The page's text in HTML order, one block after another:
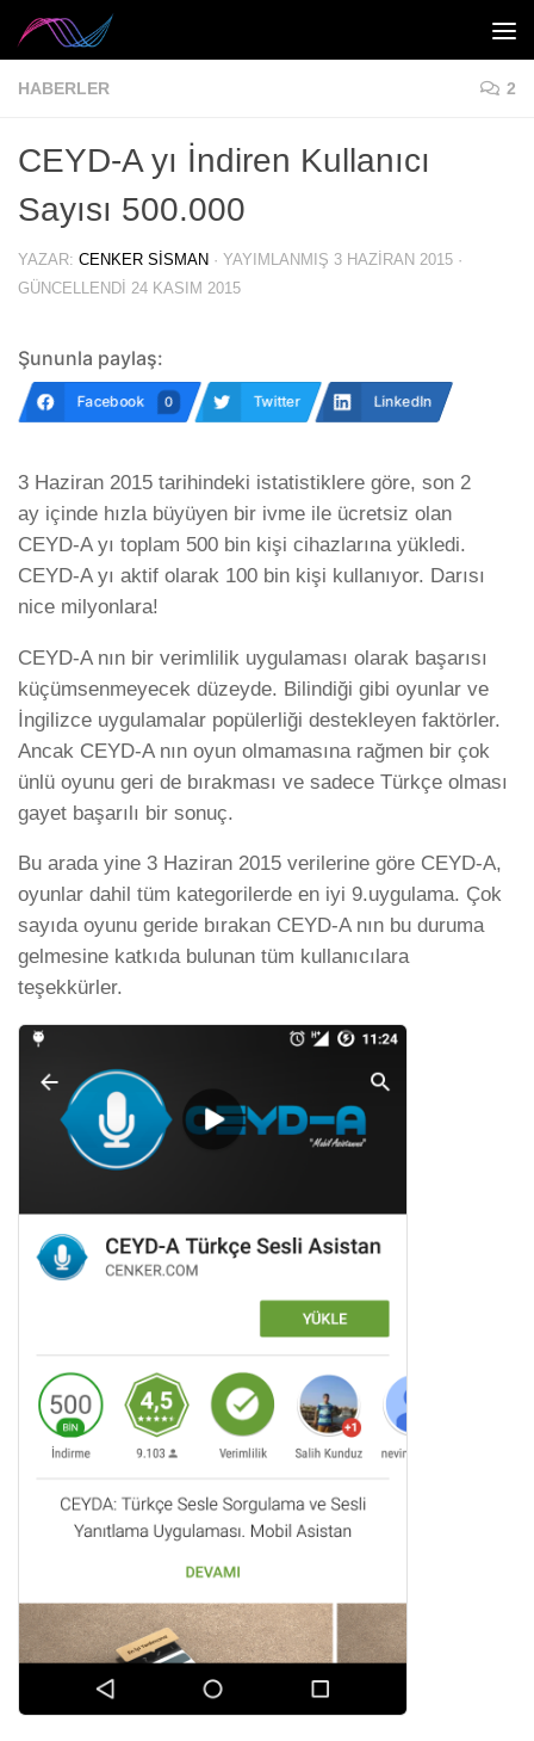
Skip to content
HABERLER 2
CEYD-A yı İndiren Kullanıcı
Sayısı 500.000
YAZAR: CENKER SISMAN · YAYIMLANMIŞ 3 HAZIRAN 2015 ·
GÜNCELLENDI 24 KASIM 2015
Şununla paylaş:
Facebook 0 Twitter LinkedIn
3 Haziran 2015 tarihindeki istatistiklere göre, son 2
ay içinde hızla büyüyen bir ivme ile ücretsiz olan
CEYD-A yı toplam 500 bin kişi cihazlarına yükledi.
CEYD-A yı aktif olarak 100 bin kişi kullanıyor. Darısı
nice milyonlara!
CEYD-A nın bir verimlilik uygulaması olarak başarısı
küçümsenmeyecek düzeyde. Bilindiği gibi oyunlar ve
İngilizce uygulamalar popülerliği destekleyen faktörler.
Ancak CEYD-A nın oyun olmamasına rağmen bir çok
ünlü oyunu geri de bırakması ve sadece Türkçe olması
gayet başarılı bir sonuç.
Bu arada yine 3 Haziran 2015 verilerine göre CEYD-A,
oyunlar dahil tüm kategorilerde en iyi 9.uygulama. Çok
sayıda oyunu geride bırakan CEYD-A nın bu duruma
gelmesine katkıda bulunan tüm kullanıcılara
teşekkürler.